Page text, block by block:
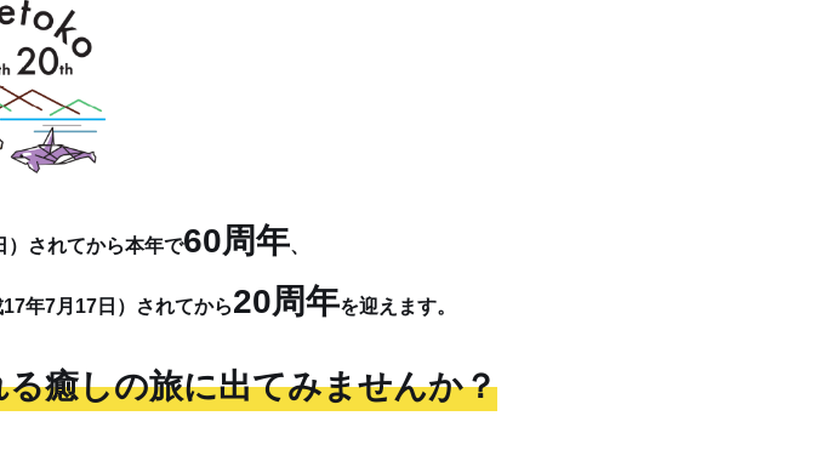
）されてから本年で60周年、
年7月17日）されてから20周年を迎えます。
る癒しの旅に出てみませんか？